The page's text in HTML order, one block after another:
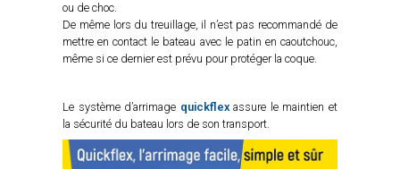
ou de choc.
De même lors du treuillage, il n’est pas recommandé de
mettre en contact le bateau avec le patin en caoutchouc,
même si ce dernier est prévu pour protéger la coque.
Le système d’arrimage quickflexassure le maintien et
la sécurité du bateau lors de son transport.